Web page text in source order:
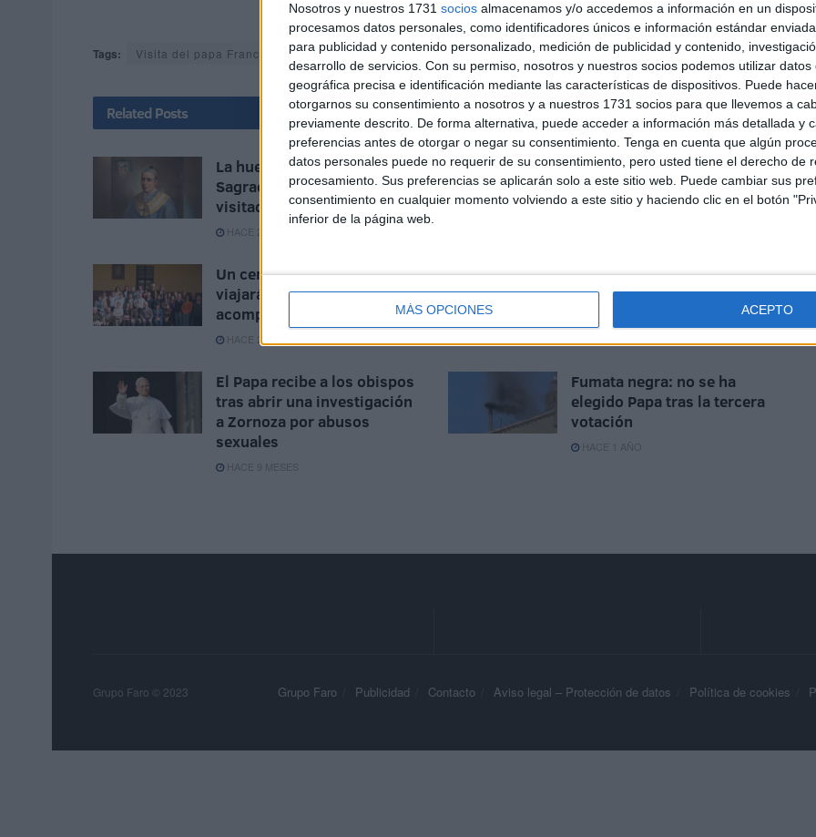
Nosotros y nuestros 1731 socios almacenamos y/o accedemos a información en un
procesamos datos personales, como identificadores únicos e información estándar
para publicidad y contenido personalizado, medición de publicidad y contenido,
desarrollo de servicios. Con su permiso, nosotros y nuestros socios podemos utilizar datos
geográfica precisa e identificación mediante las características de dispositivos. Puede
otorgarnos su consentimiento a nosotros y a nuestros 1731 socios para que llevemos a
previamente descrito. De forma alternativa, puede acceder a información más detallada y
preferencias antes de otorgar o negar su consentimiento. Tenga en cuenta que algún
datos personales puede no requerir de su consentimiento, pero usted tiene el derecho de
procesamiento. Sus preferencias se aplicarán solo a este sitio web. Puede cambiar sus
consentimiento en cualquier momento volviendo a este sitio y haciendo clic en el botón
inferior de la página web.
MÁS OPCIONES ACEPTO
Tags: Visita del papa Francisco a Marruecos
Related Posts
La huella de Ceuta en la
Sagrada Familia que ha
visitado León XIV
HACE 2 MESES
El ‘San Agustín’ inicia su
camino para encontrarse
con el Papa León XIV
Un centenar de ceutíes
viajará a Madrid para
acompañar al Papa León XIV
HACE 2 MESES
El Papa, sobre el obispo
Zornoza: "Hay que permitir
que siga la investigación"
El Papa recibe a los obispos
tras abrir una investigación
a Zornoza por abusos
sexuales
HACE 9 MESES
Fumata negra: no se ha
elegido Papa tras la tercera
votación
HACE 1 AÑO
Grupo Faro Publicidad Contacto Aviso legal – Protección de datos Política de cookies
Grupo Faro © 2023